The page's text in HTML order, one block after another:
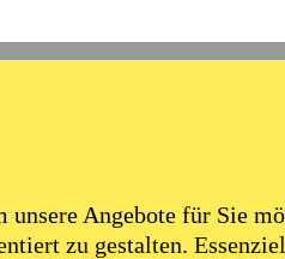
unsere Angebote für Sie
zu gestalten.